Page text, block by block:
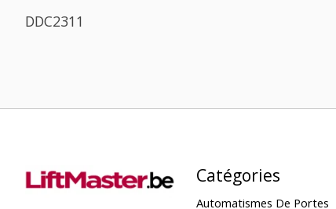
DDC2311
Catégories
Automatismes De Portes